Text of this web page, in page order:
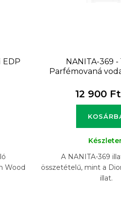
EDP
Wood
NANITA-369 -
Parfémovaná
12 900 Ft
A NANITA-369
összetételű, mint a
illat.